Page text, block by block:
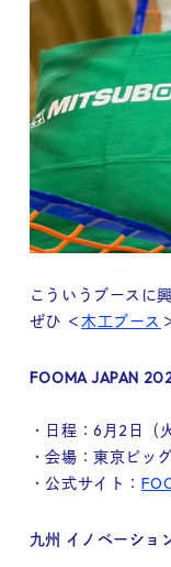
株式会社タ
こういうブースに
ぜひ ＜木工ブース
FOOMA JAPAN
・日程：6月2日（
・会場：東京ビッ
・公式サイト：
九州 イノベーショ